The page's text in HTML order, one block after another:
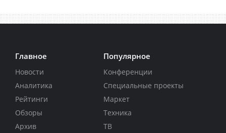
Главное
Новости
Аналитика
Рейтинги
Обзоры
Архив
Популярное
Конференции
Специальные проекты
Маркет
Техника
ТВ